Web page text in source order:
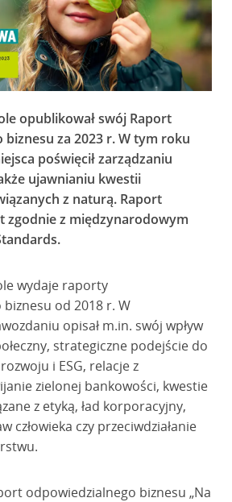
opublikował swój Raport
za 2023 r. W tym roku
poświęcił zarządzaniu
ujawnianiu kwestii
z naturą. Raport
zgodnie z międzynarodowym
wydaje raporty
od 2018 r. W
opisał m.in. swój wpływ
strategiczne podejście do
i ESG, relacje z
zielonej bankowości, kwestie
z etyką, ład korporacyjny,
człowieka czy przeciwdziałanie
odpowiedzialnego biznesu „Na